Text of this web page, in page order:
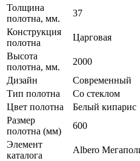
Толщина
полотна, мм.
37
Конструкция
полотна
Царговая
Высота
полотна, мм.
2000
Дизайн
Современный
Тип полотна
Со стеклом
Цвет полотна
Белый кипарис
Размер
полотна (мм)
600
Элемент
каталога
Albero